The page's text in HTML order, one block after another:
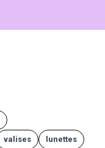
valises lunettes